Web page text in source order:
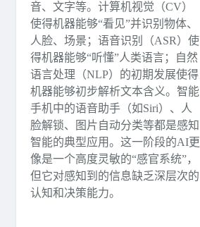
音、文字等。计算机视觉（CV）
使得机器能够“看见”并识别物体、
人脸、场景；语音识别（ASR）使
得机器能够“听懂”人类语言；自然
语言处理（NLP）的初期发展使得
机器能够初步解析文本含义。智能
手机中的语音助手（如Siri）、人
脸解锁、图片自动分类等都是感知
智能的典型应用。这一阶段的AI更
像是一个高度灵敏的“感官系统”，
但它对感知到的信息缺乏深层次的
认知和决策能力。